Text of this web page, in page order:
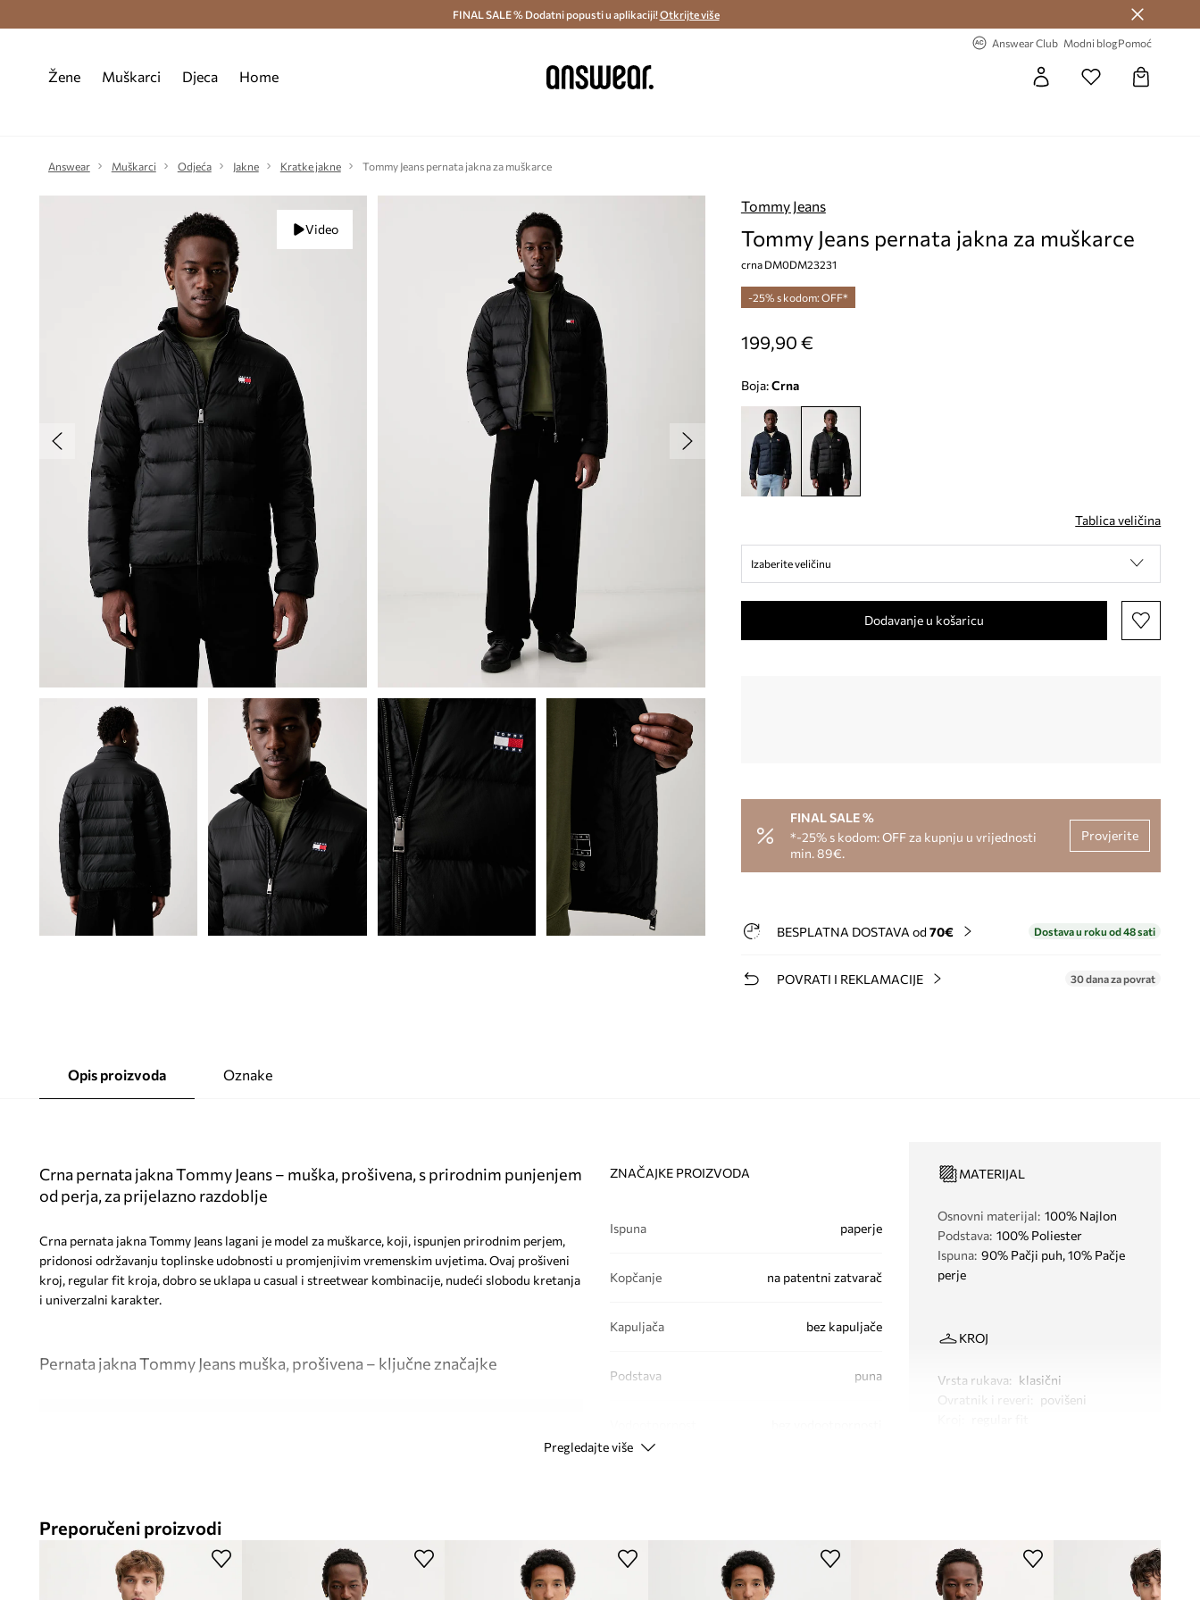
Besplatna dostava i povrat (od 70€) > Dostava u roku 48 sati >
FINAL SALE % Dodatni popusti u aplikaciji!Otkrijte više
Answear Club Modni blogPomoć
Žene Muškarci Djeca Home
Answear Muškarci Odjeća Jakne Kratke jakne Tommy Jeans pernata jakna za muškarce
Video
Tommy Jeans
Tommy Jeans pernata jakna za muškarce
crna DM0DM23231
-25% s kodom: OFF*
199,90 €
Boja: crna
Tablica veličina
Izaberite veličinu
Dodavanje u košaricu
FINAL SALE %
*-25% s kodom: OFF za kupnju u vrijednosti
min. 89€.
Provjerite
BESPLATNA DOSTAVA od 70€ Dostava u roku od 48 sati
POVRATI I REKLAMACIJE 30 dana za povrat
Opis proizvoda Oznake
Crna pernata jakna Tommy Jeans – muška, prošivena, s prirodnim punjenjem
od perja, za prijelazno razdoblje
Crna pernata jakna Tommy Jeans lagani je model za muškarce, koji, ispunjen prirodnim perjem,
pridonosi održavanju toplinske udobnosti u promjenjivim vremenskim uvjetima. Ovaj prošiveni
kroj, regular fit kroja, dobro se uklapa u casual i streetwear kombinacije, nudeći slobodu kretanja
i univerzalni karakter.
Pernata jakna Tommy Jeans muška, prošivena – ključne značajke
i skidanje jakne
Regular fit kroj– omogućuje slobodno kretanje i udobno nošenje, pristajući
različitim tjelesnim građama
ZNAČAJKE PROIZVODA
Ispuna paperje
Kopčanje na patentni zatvarač
Kapuljača bez kapuljače
Podstava puna
Kod proizvođača DM0DM23231
MATERIJAL
Osnovni materijal: 100% Najlon
Podstava: 100% Poliester
Ispuna: 90% Pačji puh, 10% Pačje
perje
KROJ
Vrsta rukava: klasični
Ovratnik i reveri
povišeni
Duljina
Širina ispod pazuha
Duljina rukava uključujući rame
Pregledajte više
Preporučeni proizvodi